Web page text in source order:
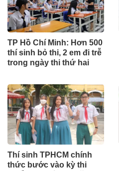
TP Hồ Chí Minh: Hơn 500
thí sinh bỏ thi, 2 em đi trễ
trong ngày thi thứ hai
Thí sinh TPHCM chính
thức bước vào kỳ thi